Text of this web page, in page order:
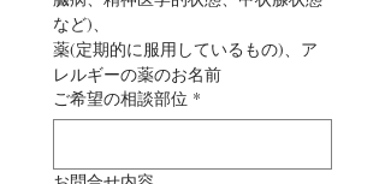
薬(定期的に服用しているもの)、ア
レルギーの薬のお名前
ご希望の相談部位 *